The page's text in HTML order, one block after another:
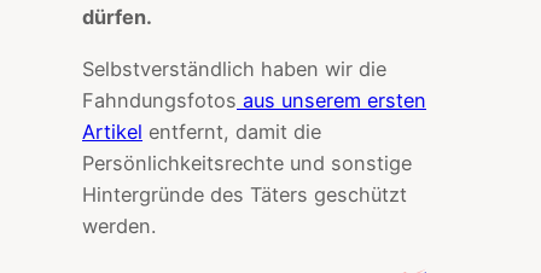
dürfen.
Selbstverständlich haben wir die
Fahndungsfotos aus unserem ersten
Artikel entfernt, damit die
Persönlichkeitsrechte und sonstige
Hintergründe des Täters geschützt
werden.